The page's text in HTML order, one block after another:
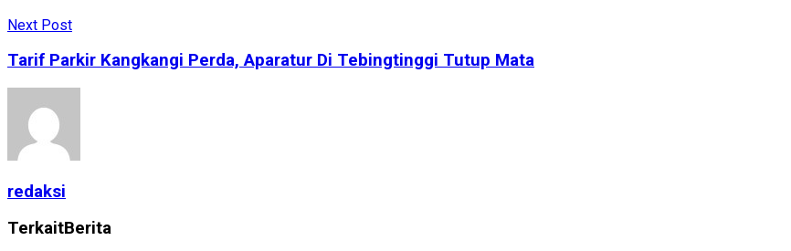
Next Post
Tarif Parkir Kangkangi Perda, Aparatur Di Tebingtinggi Tutup Mata
redaksi
TerkaitBerita